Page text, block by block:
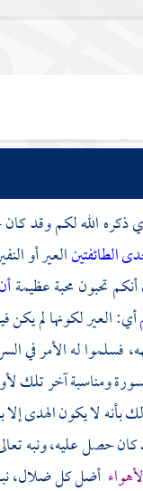
ذكره الله لكم وقد
الطائفتينالعير أو
تحبون محبة عظيمة
أي: العير لكونها لم يكن
فسلموا له الأمر في
ومناسبة آخر تلك
لا يكون الهدى إلا
حصل عليه، ونبه
أضل كل ضلال،